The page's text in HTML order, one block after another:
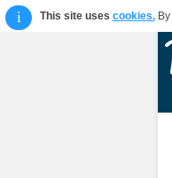
i This site uses cookies.By